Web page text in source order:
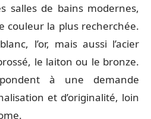
salles de bains modernes,
couleur la plus recherchée.
l’or, mais aussi l’acier
le laiton ou le bronze.
à une demande
et d’originalité, loin